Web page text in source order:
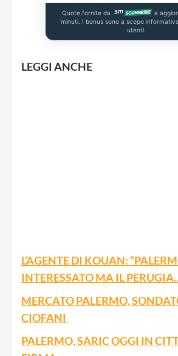
Quote fornite da
e
minuti. I bonus sono a scopo
utenti.
LEGGI ANCHE
L’AGENTE DI KOUAN:
INTERESSATO MA IL
MERCATO PALERMO,
CIOFANI
PALERMO, SARIC OGGI IN